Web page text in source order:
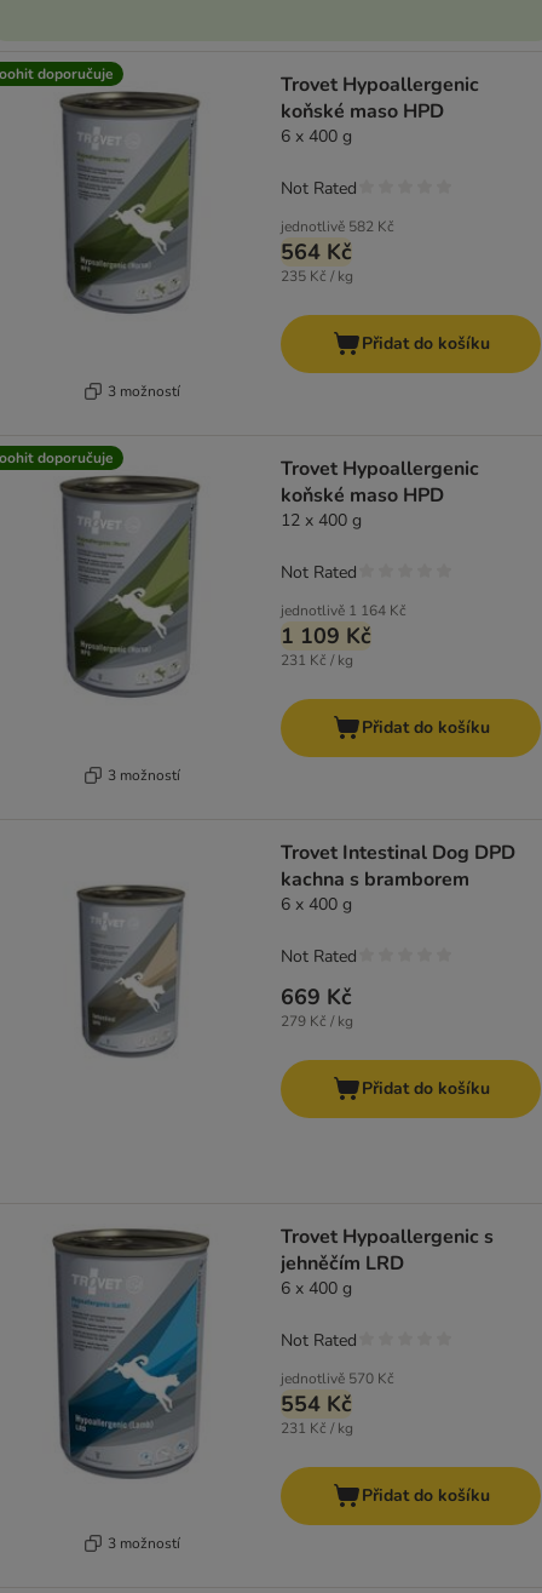
doporučuje
3 možností
Trovet Hypoallergenic
koňské maso HPD
6 x 400 g
jednotlivě 582 Kč
564 Kč
235 Kč / kg
Not Rated
Přidat do košíku
doporučuje
3 možností
Trovet Hypoallergenic
koňské maso HPD
12 x 400 g
jednotlivě 1 164 Kč
1 109 Kč
231 Kč / kg
Not Rated
Přidat do košíku
Trovet Intestinal Dog DPD
kachna s bramborem
6 x 400 g
669 Kč
279 Kč / kg
Not Rated
Přidat do košíku
3 možností
Trovet Hypoallergenic s
jehněčím LRD
6 x 400 g
jednotlivě 570 Kč
554 Kč
231 Kč / kg
Not Rated
Přidat do košíku